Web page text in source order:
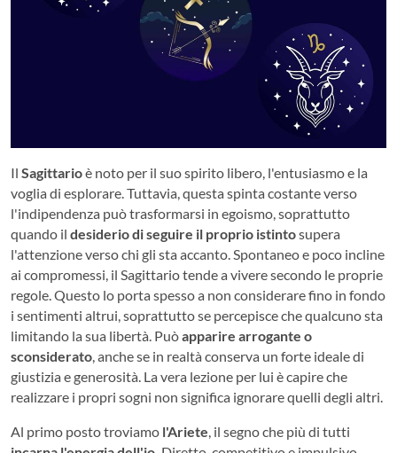
Il Sagittarioè noto per il suo spirito libero, l'entusiasmo e la
voglia di esplorare. Tuttavia, questa spinta costante verso
l'indipendenza può trasformarsi in egoismo, soprattutto
quando il desiderio di seguire il proprio istintosupera
l'attenzione verso chi gli sta accanto. Spontaneo e poco incline
ai compromessi, il Sagittario tende a vivere secondo le proprie
regole. Questo lo porta spesso a non considerare fino in fondo
i sentimenti altrui, soprattutto se percepisce che qualcuno sta
limitando la sua libertà. Puòapparire arrogante o
sconsiderato, anche se in realtà conserva un forte ideale di
giustizia e generosità. La vera lezione per lui è capire che
realizzare i propri sogni non significa ignorare quelli degli altri.
Al primo posto troviamo l'Ariete, il segno che più di tutti